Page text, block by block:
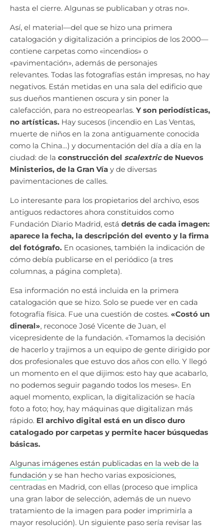
hasta el cierre. Algunas se publicaban y otras no».
Así, el material—del que se hizo una primera
catalogación y digitalización a principios de los 2000—
contiene carpetas como «incendios» o
«pavimentación», además de personajes
relevantes. Todas las fotografías están impresas, no hay
negativos. Están metidas en una sala del edificio que
sus dueños mantienen oscura y sin poner la
calefacción, para no estreopearlas. Y son periodísticas,
no artísticas. Hay sucesos (incendio en Las Ventas,
muerte de niños en la zona antiguamente conocida
como la China…) y documentación del día a día en la
ciudad: de la construcción del scalextricde Nuevos
Ministerios, de la Gran Vía y de diversas
pavimentaciones de calles.
Lo interesante para los propietarios del archivo, esos
antiguos redactores ahora constituidos como
Fundación Diario Madrid, está detrás de cada imagen:
aparece la fecha, la descripción del evento y la firma
del fotógrafo. En ocasiones, también la indicación de
cómo debía publicarse en el periódico (a tres
columnas, a página completa).
Esa información no está incluida en la primera
catalogación que se hizo. Solo se puede ver en cada
fotografía física. Fue una cuestión de costes. «Costó un
dineral», reconoce José Vicente de Juan, el
vicepresidente de la fundación. «Tomamos la decisión
de hacerlo y trajimos a un equipo de gente dirigido por
dos profesionales que estuvo dos años con ello. Y llegó
un momento en el que dijimos: esto hay que acabarlo,
no podemos seguir pagando todos los meses». En
aquel momento, explican, la digitalización se hacía
foto a foto; hoy, hay máquinas que digitalizan más
rápido. El archivo digital está en un disco duro
catalogado por carpetas y permite hacer búsquedas
básicas.
Algunas imágenes están publicadas en la web de la
fundación y se han hecho varias exposiciones,
centradas en Madrid, con ellas (proceso que implica
una gran labor de selección, además de un nuevo
tratamiento de la imagen para poder imprimirla a
mayor resolución). Un siguiente paso sería revisar las